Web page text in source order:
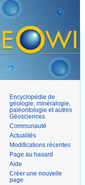
Encyclopédie de
géologie, minéralogie,
paléontologie et autres
Géosciences
Communauté
Actualités
Modifications récentes
Page au hasard
Aide
Créer une nouvelle
page